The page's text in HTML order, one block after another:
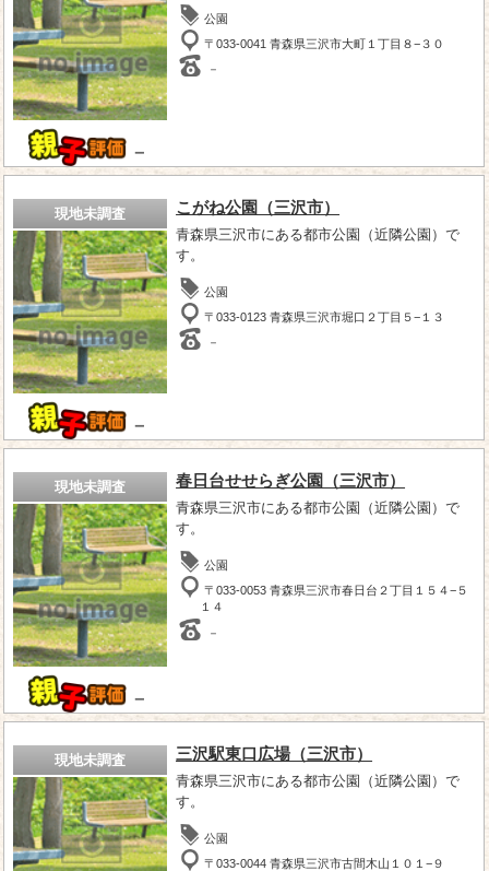
－
公園
〒033-0041 青森県三沢市大町１丁目８−３０
－
現地未調査
－
こがね公園（三沢市）
青森県三沢市にある都市公園（近隣公園）で
す。
公園
〒033-0123 青森県三沢市堀口２丁目５−１３
－
現地未調査
－
春日台せせらぎ公園（三沢市）
青森県三沢市にある都市公園（近隣公園）で
す。
公園
〒033-0053 青森県三沢市春日台２丁目１５４−５
１４
－
現地未調査 三沢駅東口広場（三沢市）
青森県三沢市にある都市公園（近隣公園）で
す。
公園
〒033-0044 青森県三沢市古間木山１０１−９